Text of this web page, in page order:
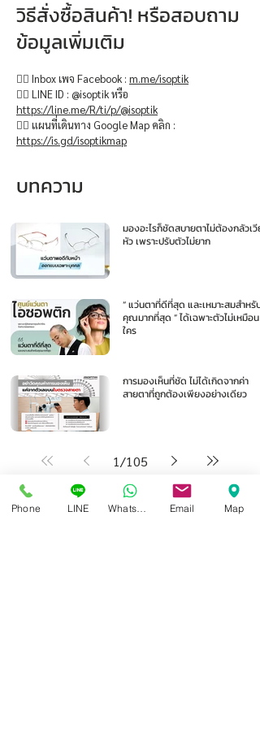
วิธีสั่งซื้อสินค้า! หรือสอบถาม
ข้อมูลเพิ่มเติม
👉🏻 Inbox เพจ Facebook : m.me/isoptik
👉🏻 LINE ID : @isoptik หรือ
https://line.me/R/ti/p/@isoptik
👉🏻 แผนที่เดินทาง Google Map คลิก :
https://is.gd/isoptikmap
บทความ
มองอะไรก็ชัดสบายตาไม่ต้องกลัวเวีย
หัว เพราะปรับตัวไม่ยาก
“ แว่นตาที่ดีที่สุด และเหมาะสมสำหรับ
คุณมากที่สุด ” ได้เฉพาะตัวไม่เหมือน
ใคร
การมองเห็นที่ชัด ไม่ได้เกิดจากค่า
สายตาที่ถูกต้องเพียงอย่างเดียว
1/105
Phone LINE Email Map